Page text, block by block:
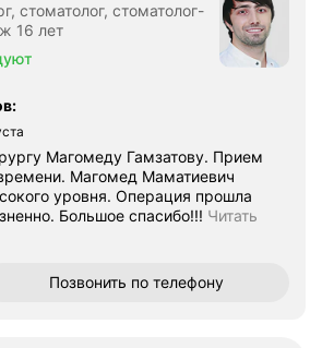
стоматолог, стоматолог-
16 лет
:
Магомеду Гамзатову. Прием
Магомед Маматиевич
уровня. Операция прошла
Большое спасибо!!! Читать
Позвонить по телефону